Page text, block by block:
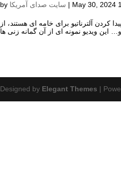
by سایت صدای آمریکا | May 30, 2024
آلترناتیو برای خامه ای هستند، از
Designed by Elegant Themes |